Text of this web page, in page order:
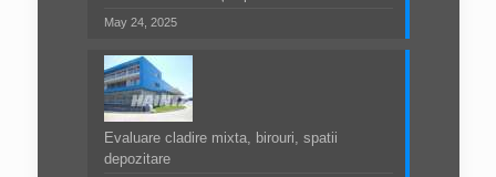
May 24, 2025
Evaluare cladire mixta, birouri, spatii
depozitare